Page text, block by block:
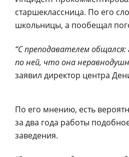
старшеклассница. По его
школьницы, а пообещал
“С преподавателем
по ней, что она
заявил директор центра
По его мнению, есть
за два года работы
заведения.